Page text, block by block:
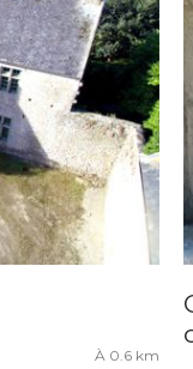
À 0.6 km